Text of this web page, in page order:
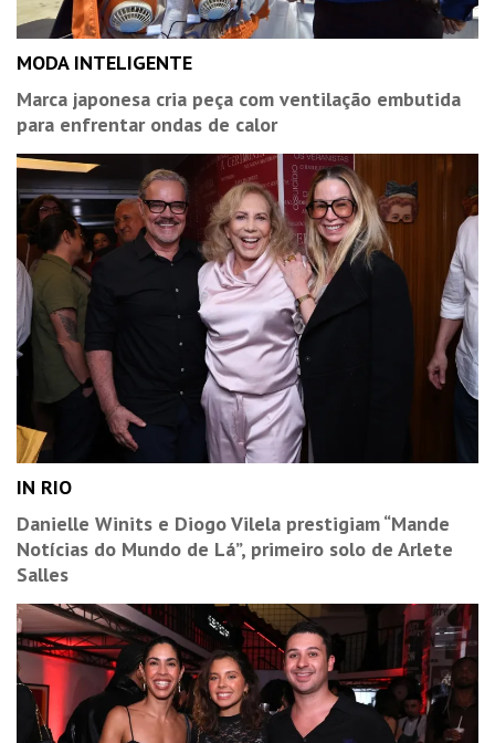
MODA INTELIGENTE
Marca japonesa cria peça com ventilação embutida
para enfrentar ondas de calor
IN RIO
Danielle Winits e Diogo Vilela prestigiam “Mande
Notícias do Mundo de Lá”, primeiro solo de Arlete
Salles